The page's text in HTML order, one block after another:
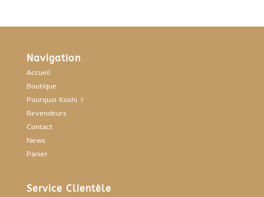
Navigation
Accueil
Boutique
Pourquoi Koshi ?
Revendeurs
Contact
News
Panier
Service Clientèle